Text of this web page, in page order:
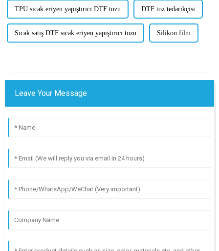
TPU sıcak eriyen yapıştırıcı DTF tozu DTF toz tedarikçisi
Sıcak satış DTF sıcak eriyen yapıştırıcı tozu Silikon film
Leave Your Message